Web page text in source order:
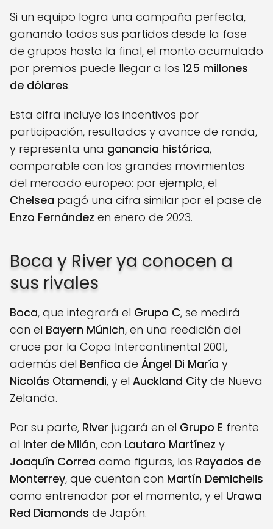
Si un equipo logra una campaña perfecta,
ganando todos sus partidos desde la fase
de grupos hasta la final, el monto acumulado
por premios puede llegar a los 125 millones
de dólares.
Esta cifra incluye los incentivos por
participación, resultados y avance de ronda,
y representa una ganancia histórica,
comparable con los grandes movimientos
del mercado europeo: por ejemplo, el
Chelsea pagó una cifra similar por el pase de
Enzo Fernández en enero de 2023.
Boca y River ya conocen a
sus rivales
Boca, que integrará el Grupo C, se medirá
con el Bayern Múnich, en una reedición del
cruce por la Copa Intercontinental 2001,
además del Benfica de Ángel Di María y
Nicolás Otamendi, y el Auckland City de Nueva
Zelanda.
Por su parte, River jugará en el Grupo E frente
al Inter de Milán, con Lautaro Martínez y
Joaquín Correa como figuras, los Rayados de
Monterrey, que cuentan con Martín Demichelis
como entrenador por el momento, y el Urawa
Red Diamonds de Japón.